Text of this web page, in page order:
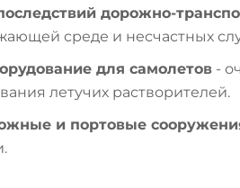
дорожно-
среде и несчастных
для самолетов -
летучих растворителей.
и портовые